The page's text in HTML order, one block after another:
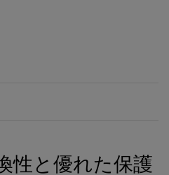
性と優れた保護